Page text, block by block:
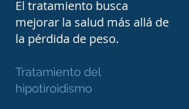
Elegir un endocrinólogo en
considerar aspectos como
su experiencia, formación,
El tratamiento busca
mejorar la salud más allá de
la pérdida de peso.
Tratamiento del
hipotiroidismo